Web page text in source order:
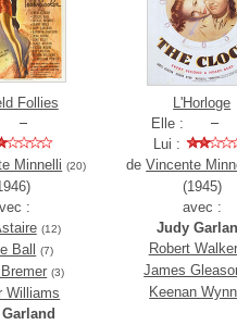
Follies
Minnelli (20)
:
(12)
Ball (7)
(3)
Williams
L'Horloge
Elle :
Lui :
deVincente
(1945)
avec :
Judy
Robert Walker
James
Keenan Wynn